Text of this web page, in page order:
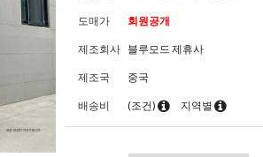
도매가 회원공개
제조회사 블루모드 제휴사
제조국 중국
배송비 (조건) 지역별